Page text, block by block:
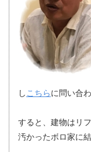
しこちらに問い合
すると、建物はリ
汚かったボロ家に